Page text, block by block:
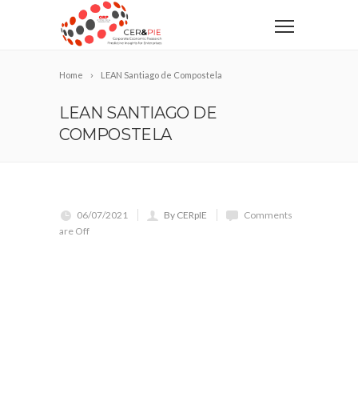
Home LEAN Santiago de Compostela
LEAN SANTIAGO DE
COMPOSTELA
06/07/2021 By CERpIE
Comments
are Off